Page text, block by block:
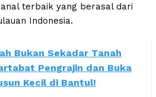
terbaik yang berasal dari
Indonesia.
Bukan Sekadar Tanah
Pengrajin dan Buka
Kecil di Bantul!